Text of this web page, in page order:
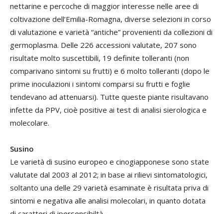
nettarine e percoche di maggior interesse nelle aree di
coltivazione dell’Emilia-Romagna, diverse selezioni in corso
di valutazione e varietà “antiche” provenienti da collezioni di
germoplasma. Delle 226 accessioni valutate, 207 sono
risultate molto suscettibili, 19 definite tolleranti (non
comparivano sintomi su frutti) e 6 molto tolleranti (dopo le
prime inoculazioni i sintomi comparsi su frutti e foglie
tendevano ad attenuarsi). Tutte queste piante risultavano
infette da PPV, cioè positive ai test di analisi sierologica e
molecolare.
Susino
Le varietà di susino europeo e cinogiapponese sono state
valutate dal 2003 al 2012; in base ai rilievi sintomatologici,
soltanto una delle 29 varietà esaminate è risultata priva di
sintomi e negativa alle analisi molecolari, in quanto dotata